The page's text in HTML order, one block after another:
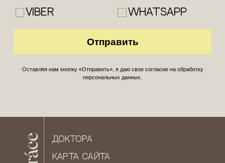
Viber
WhatsApp
Оставляя нам кнопку «Отправить», я даю свое согласие на обработку
персональных данных.
ДОКТОРА
КАРТА САЙТА